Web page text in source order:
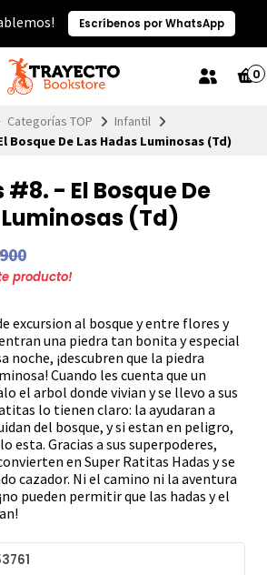
Escríbenos por WhatsApp
0
Categorías TOP
Infantil
Bosque De Las Hadas Luminosas (Td)
#8. - El Bosque De
(Td)
producto!
excursion al bosque y entre flores y
una piedra tan bonita y especial
noche, ¡descubren que la piedra
Cuando les cuenta que un
el arbol donde vivian y se llevo a sus
lo tienen claro: la ayudaran a
del bosque, y si estan en peligro,
esta. Gracias a sus superpoderes,
en Super Ratitas Hadas y se
cazador. Ni el camino ni la aventura
pueden permitir que las hadas y el